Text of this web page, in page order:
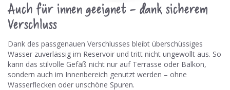
Auch für innen geeignet - dank sicherem
Verschluss
Dank des passgenauen Verschlusses bleibt überschüssiges
Wasser zuverlässig im Reservoir und tritt nicht ungewollt aus. So
kann das stilvolle Gefäß nicht nur auf Terrasse oder Balkon,
sondern auch im Innenbereich genutzt werden – ohne
Wasserflecken oder unschöne Spuren.